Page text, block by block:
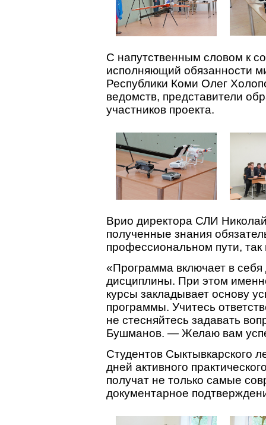
С напутственным словом к
исполняющий обязанности
Республики Коми Олег
ведомств, представители
участников проекта.
Врио директора СЛИ
полученные знания
профессиональном пути,
«Программа включает в
дисциплины. При этом
курсы закладывает основу
программы. Учитесь
не стесняйтесь задавать
Бушманов. — Желаю вам
Студентов Сыктывкарского
дней активного
получат не только самые
документарное